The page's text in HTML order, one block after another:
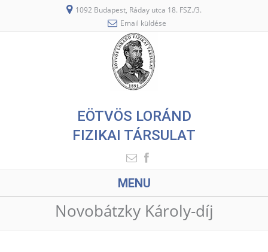
1092 Budapest, Ráday utca 18. FSZ./3.
Email küldése
EÖTVÖS LORÁND
FIZIKAI TÁRSULAT
MENU
Novobátzky Károly-díj